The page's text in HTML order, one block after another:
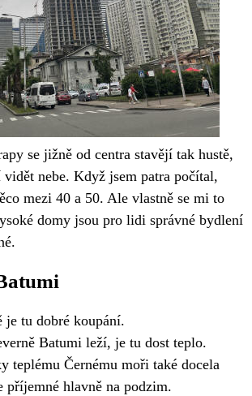
se jižně od centra stavějí tak hustě,
nebe. Když jsem patra počítal,
mezi 40 a 50. Ale vlastně se mi to
domy jsou pro lidi správné bydlení
je tu dobré koupání.
Batumi leží, je tu dost teplo.
teplému Černému moři také docela
příjemné hlavně na podzim.